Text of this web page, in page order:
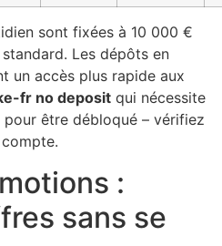
sont fixées à 10 000 €
Les dépôts en
un accès plus rapide aux
fr no deposit qui nécessite
être débloqué – vérifiez
:
sans se